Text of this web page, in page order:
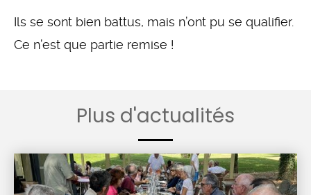
Ils se sont bien battus, mais n’ont pu se qualifier.
Ce n’est que partie remise !
Plus d'actualités